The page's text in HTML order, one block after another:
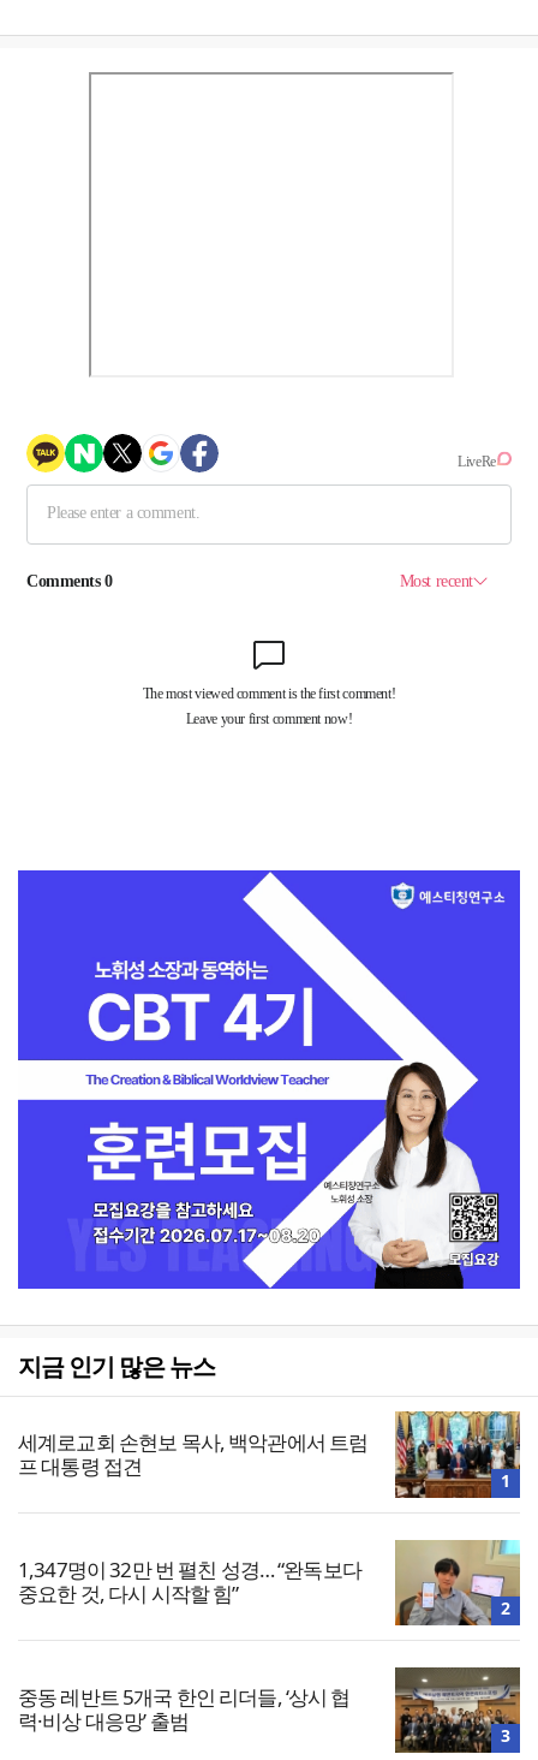
지금 인기 많은 뉴스
세계로교회 손현보 목사, 백악관에서 트럼
프 대통령 접견
1
1,347명이 32만 번 펼친 성경… “완독보다
중요한 것, 다시 시작할 힘”
2
중동 레반트 5개국 한인 리더들, ‘상시 협
력·비상 대응망’ 출범
3